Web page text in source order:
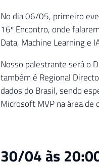
No dia 06/05, primeiro
16º Encontro, onde
Data, Machine Learning e
Nosso palestrante será o
também é Regional
dados do Brasil, sendo
Microsoft MVP na área
30/04 às